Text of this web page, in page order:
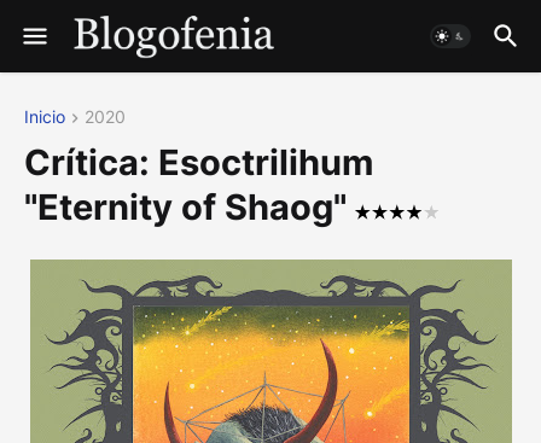
Inicio 2020
Crítica: Esoctrilihum
"Eternity of Shaog"